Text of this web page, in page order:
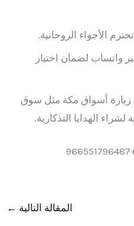
الأجواء الروحانية.
واتساب لضمان اختيار
زيارة أسواق مكة مثل سوق
لشراء الهدايا التذكارية.
المقالة التالية ←